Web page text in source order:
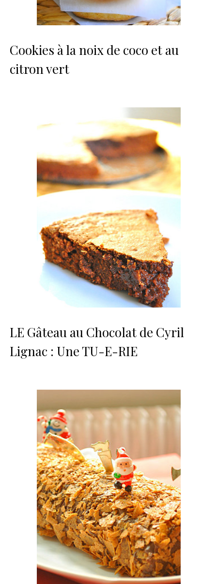
Cookies à la noix de coco et au
citron vert
LE Gâteau au Chocolat de Cyril
Lignac : Une TU-E-RIE